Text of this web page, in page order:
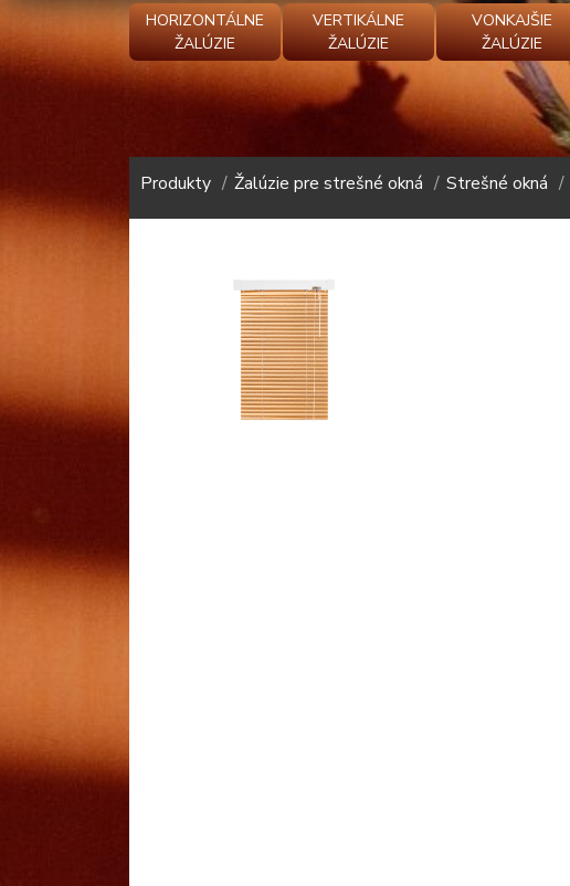
HORIZONTÁLNE
ŽALÚZIE
VERTIKÁLNE
ŽALÚZIE
VONKAJŠIE
ŽALÚZIE
Produkty Žalúzie pre strešné okná Strešné okná